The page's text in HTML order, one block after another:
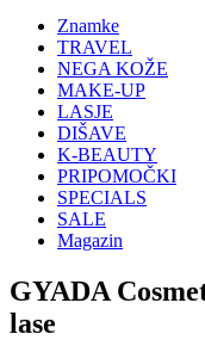
Znamke
TRAVEL
NEGA KOŽE
MAKE-UP
LASJE
DIŠAVE
K-BEAUTY
PRIPOMOČKI
SPECIALS
SALE
Magazin
GYADA
lase